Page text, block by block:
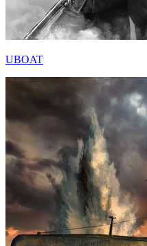
UBOAT